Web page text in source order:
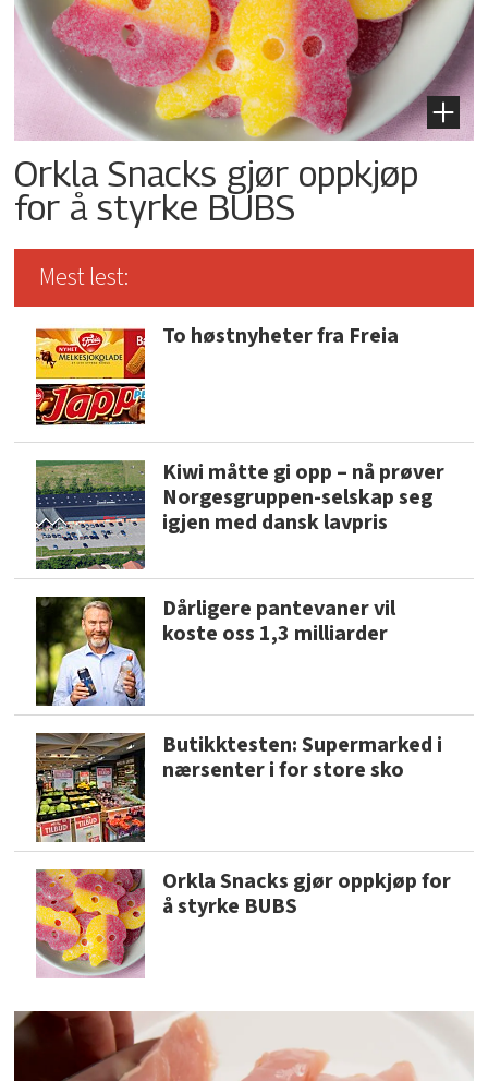
Orkla Snacks gjør oppkjøp
for å styrke BUBS
Mest lest:
To høstnyheter fra Freia
Kiwi måtte gi opp – nå prøver
Norgesgruppen-selskap seg
igjen med dansk lavpris
Dårligere pantevaner vil
koste oss 1,3 milliarder
Butikktesten: Supermarked i
nærsenter i for store sko
Orkla Snacks gjør oppkjøp for
å styrke BUBS